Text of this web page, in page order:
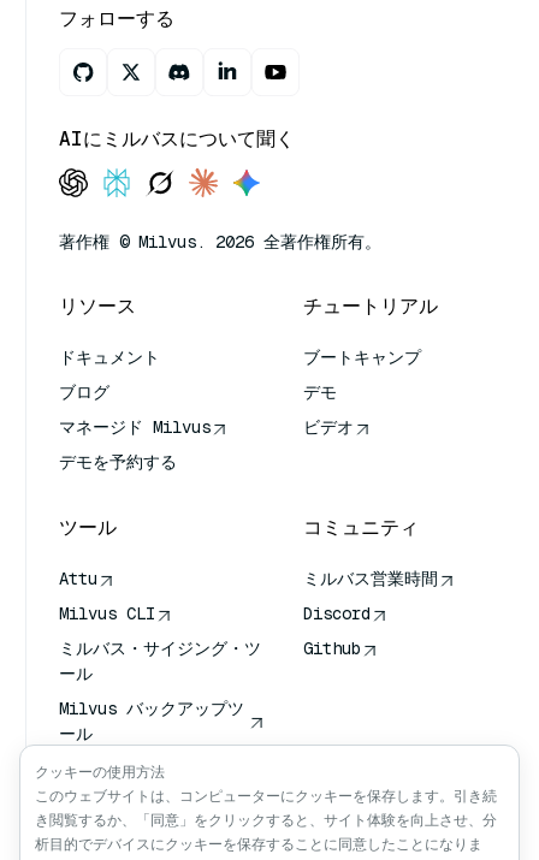
フォローする
AIにミルバスについて聞く
著作権 © Milvus. 2026 全著作権所有。
リソース
ドキュメント
ブログ
マネージド Milvus
デモを予約する
チュートリアル
ブートキャンプ
デモ
ビデオ
ツール
Attu
Milvus CLI
ミルバス・サイジング・ツ
ール
Milvus バックアップツ
ール
ベクトル転送サービス
(VTS)
ディープ・サーチャー
コミュニティ
ミルバス営業時間
Discord
Github
クッキーの使用方法
このウェブサイトは、コンピューターにクッキーを保存します。引き続
き閲覧するか、「同意」をクリックすると、サイト体験を向上させ、分
析目的でデバイスにクッキーを保存することに同意したことになりま